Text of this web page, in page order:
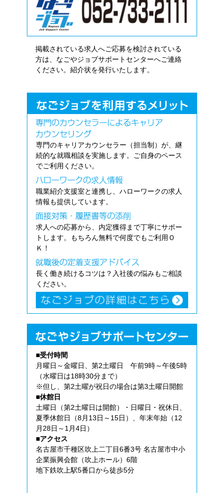
掲載されている求人へご応募を検討されている
方は、なごやジョブサポートセンターへご連絡
ください。紹介状を発行いたします。
専門のキャリアカウンセラー（担当制）が、継
続的な就職相談を実施します。ご自身のペース
でご利用ください。
職業紹介支援室と連携し、ハローワークの求人
情報も提供しています。
求人への応募から、内定獲得まで丁寧にサポー
トします。もちろん無料で何度でもご利用Ｏ
Ｋ！
長く働き続けるコツは？入社後の悩みもご相談
ください。
■受付時間
月曜日～金曜日、第2土曜日 午前9時～午後5時
（水曜日は18時30分まで）
※但し、第2土曜が祝日の場合は第3土曜日開館
■休館日
土曜日（第2土曜日は開館）・日曜日・祝休日、
夏季休館日（8月13日～15日）、年末年始（12
月28日～1月4日）
■アクセス
名古屋市千種区吹上二丁目6番3号 名古屋市中小
企業振興会館（吹上ホール）6階
地下鉄吹上駅5番口から徒歩5分